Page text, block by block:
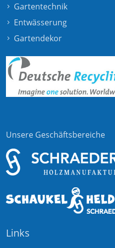
Gartentechnik
Entwässerung
Gartendekor
Unsere Geschäftsbereiche
Links